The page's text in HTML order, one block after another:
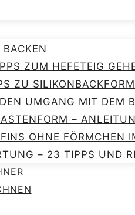
ZUM HEFETEIG
ZU
UMGANG MIT DEM
–
OHNE FÖRMCHEN
– 23 TIPPS UND